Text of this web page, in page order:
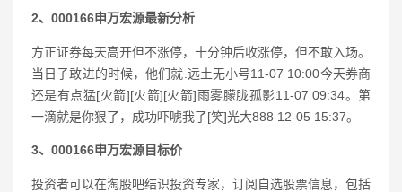
2、000166申万宏源最新分析
方正证券每天高开但不涨停，十分钟后收涨停，但不敢入场。
当日子敢进的时候，他们就.远土无小号11-07 10:00今天券商
还是有点猛[火箭][火箭][火箭]雨雾朦胧孤影11-07 09:34。第
一滴就是你狠了，成功吓唬我了[笑]光大888 12-05 15:37。
3、000166申万宏源目标价
投资者可以在淘股吧结识投资专家，订阅自选股票信息，包括